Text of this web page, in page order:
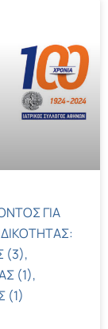
ΓΙΑ
(3),
(1),
(1)